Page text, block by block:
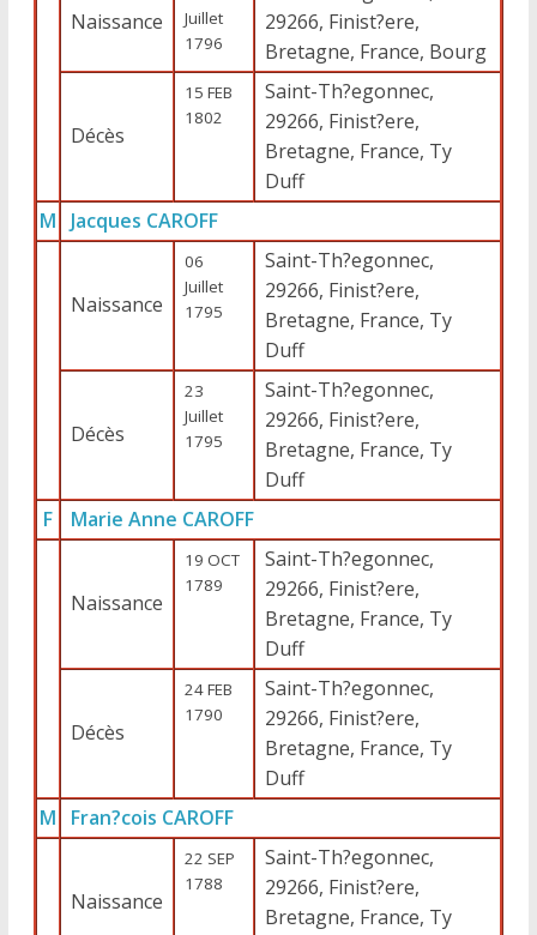
Naissance
Juillet
1796
29266, Finist?ere,
Bretagne, France, Bourg
Décès
15 FEB
1802
Saint-Th?egonnec,
29266, Finist?ere,
Bretagne, France, Ty
Duff
M
Jacques CAROFF
Naissance
06
Juillet
1795
Saint-Th?egonnec,
29266, Finist?ere,
Bretagne, France, Ty
Duff
Décès
23
Juillet
1795
Saint-Th?egonnec,
29266, Finist?ere,
Bretagne, France, Ty
Duff
F
Marie Anne CAROFF
Naissance
19 OCT
1789
Saint-Th?egonnec,
29266, Finist?ere,
Bretagne, France, Ty
Duff
Décès
24 FEB
1790
Saint-Th?egonnec,
29266, Finist?ere,
Bretagne, France, Ty
Duff
M
Fran?cois CAROFF
Naissance
22 SEP
1788
Saint-Th?egonnec,
29266, Finist?ere,
Bretagne, France, Ty